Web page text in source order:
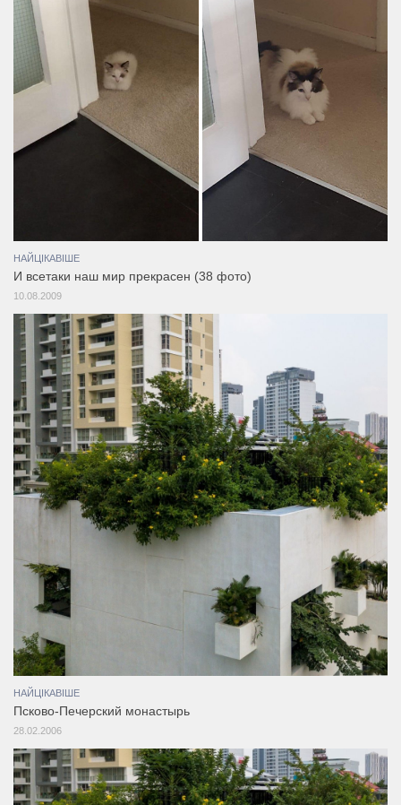
НАЙЦІКАВІШЕ
И всетаки наш мир прекрасен (38 фото)
10.08.2009
НАЙЦІКАВІШЕ
Псково-Печерский монастырь
28.02.2006